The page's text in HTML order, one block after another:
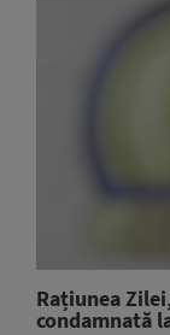
Rațiunea
condamnată